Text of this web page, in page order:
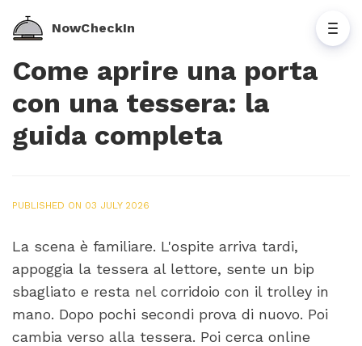
NowCheckIn
Come aprire una porta
con una tessera: la
guida completa
PUBLISHED ON 03 JULY 2026
La scena è familiare. L'ospite arriva tardi,
appoggia la tessera al lettore, sente un bip
sbagliato e resta nel corridoio con il trolley in
mano. Dopo pochi secondi prova di nuovo. Poi
cambia verso alla tessera. Poi cerca online